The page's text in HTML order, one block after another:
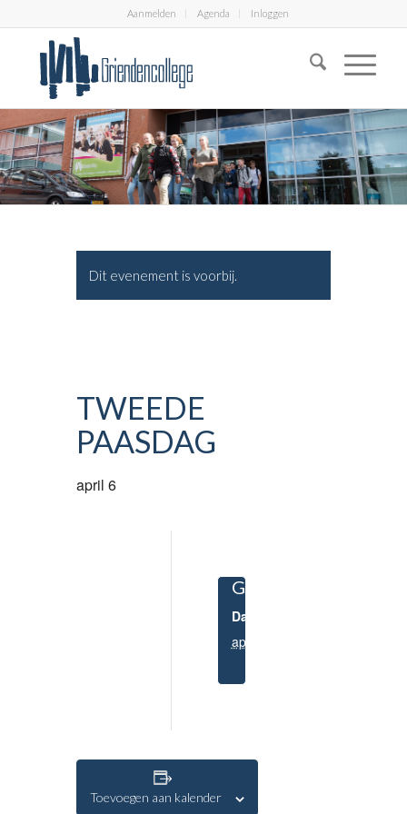
Aanmelden Agenda Inloggen
Dit evenement is voorbij.
TWEEDE
PAASDAG
april 6
GEGEVENS
Datum:
april 6
Toevoegen aan kalender